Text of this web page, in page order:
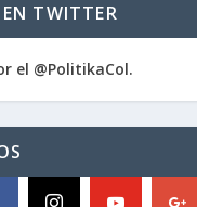
EN TWITTER
el @PolitikaCol.